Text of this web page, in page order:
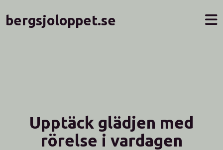
bergsjoloppet.se
Upptäck glädjen med
rörelse i vardagen